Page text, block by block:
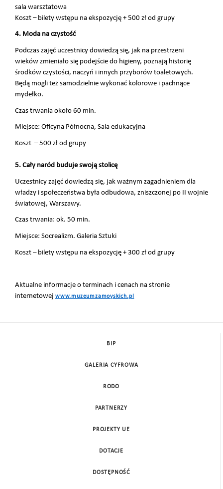
sala warsztatowa
Koszt – bilety wstępu na ekspozycję + 500 zł od grupy
4. Moda na czystość
Podczas zajęć uczestnicy dowiedzą się, jak na przestrzeni
wieków zmieniało się podejście do higieny, poznają historię
środków czystości, naczyń i innych przyborów toaletowych.
Będą mogli też samodzielnie wykonać kolorowe i pachnące
mydełko.
Czas trwania około 60 min.
Miejsce: Oficyna Północna, Sala edukacyjna
Koszt – 500 zł od grupy
5. Cały naród buduje swoją stolicę
Uczestnicy zajęć dowiedzą się, jak ważnym zagadnieniem dla
władzy i społeczeństwa była odbudowa, zniszczonej po II wojnie
światowej, Warszawy.
Czas trwania: ok. 50 min.
Miejsce: Socrealizm. Galeria Sztuki
Koszt – bilety wstępu na ekspozycję + 300 zł od grupy
Aktualne informacje o terminach i cenach na stronie
internetowej www.muzeumzamoyskich.pl
BIP
GALERIA CYFROWA
RODO
PARTNERZY
PROJEKTY UE
DOTACJE
DOSTĘPNOŚĆ